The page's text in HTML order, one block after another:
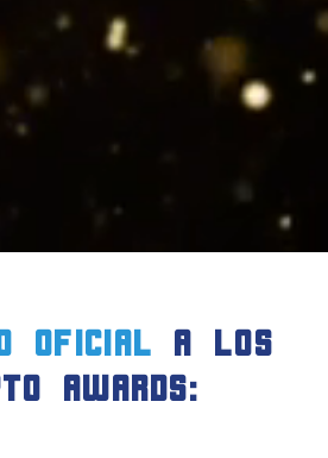
oficial a LOS
AWARDS: